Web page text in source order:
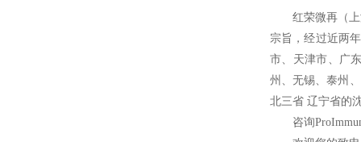
红荣微再（
宗旨，经过近两
市、天津市、广
州、无锡、泰州
北三省 辽宁省的
咨询